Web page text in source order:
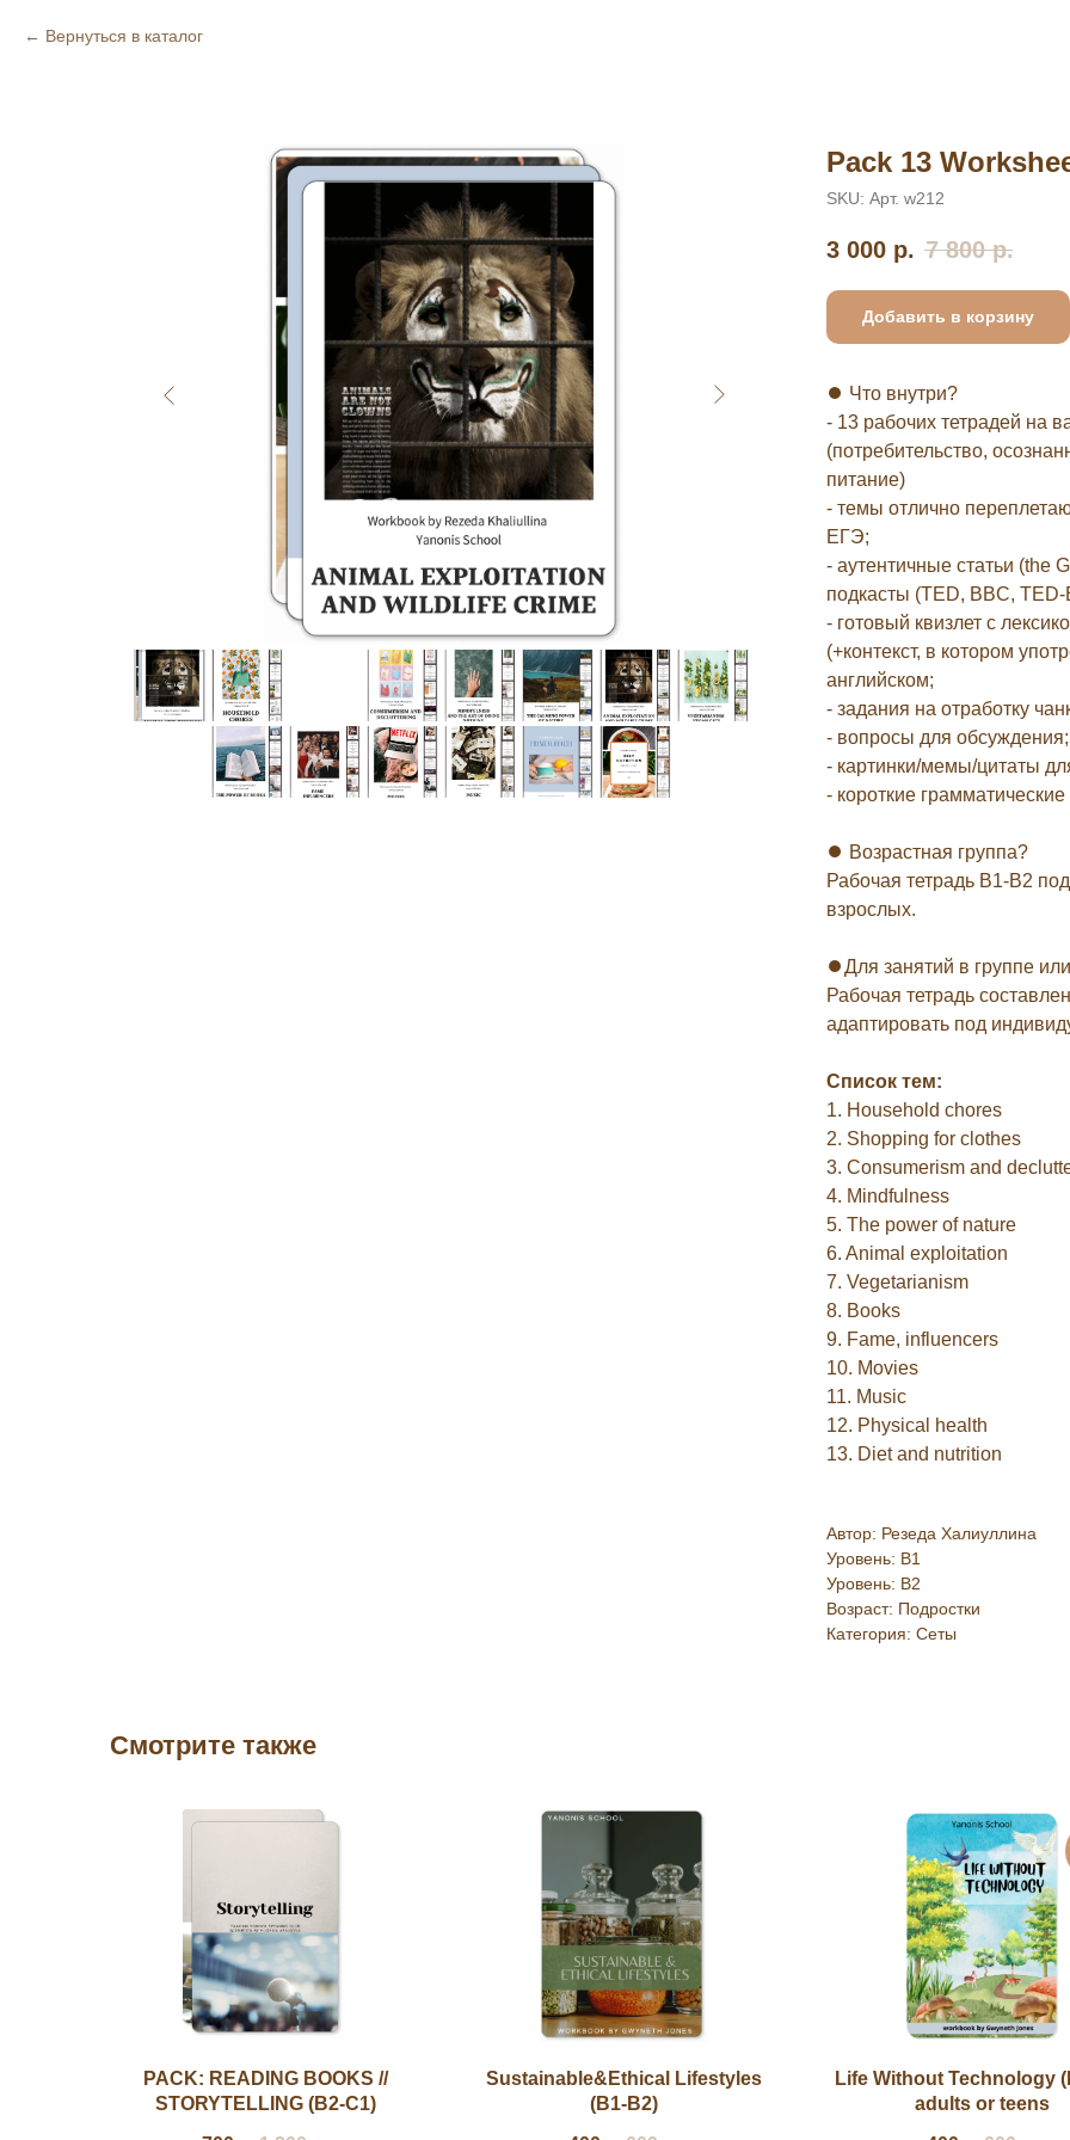
Вернуться в каталог
Pack 13
SKU: Арт. w212
3 000 р. 7 800 р.
Добавить в корзину
⏺ Что внутри?
- 13 рабочих тетрадей на
(потребительство,
питание)
- темы отлично
ЕГЭ;
- аутентичные статьи (the
подкасты (TED, BBC,
- готовый квизлет с
(+контекст, в котором
английском;
- задания на отработку
- вопросы для обсуждения;
- картинки/мемы/цитаты
- короткие
⏺ Возрастная группа?
Рабочая тетрадь B1-B2
взрослых.
⏺Для занятий в группе
Рабочая тетрадь
адаптировать под
Список тем:
1. Household chores
2. Shopping for clothes
3. Consumerism and
4. Mindfulness
5. The power of nature
6. Animal exploitation
7. Vegetarianism
8. Books
9. Fame, influencers
10. Movies
11. Music
12. Physical health
13. Diet and nutrition
Автор: Резеда Халиуллина
Уровень: B1
Уровень: B2
Возраст: Подростки
Категория: Сеты
Смотрите также
PACK: READING BOOKS //
STORYTELLING (B2-C1)
Sustainable&Ethical Lifestyles
(B1-B2)
Life Without Technology
adults or teens